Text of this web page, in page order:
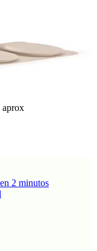
aprox
2 minutos